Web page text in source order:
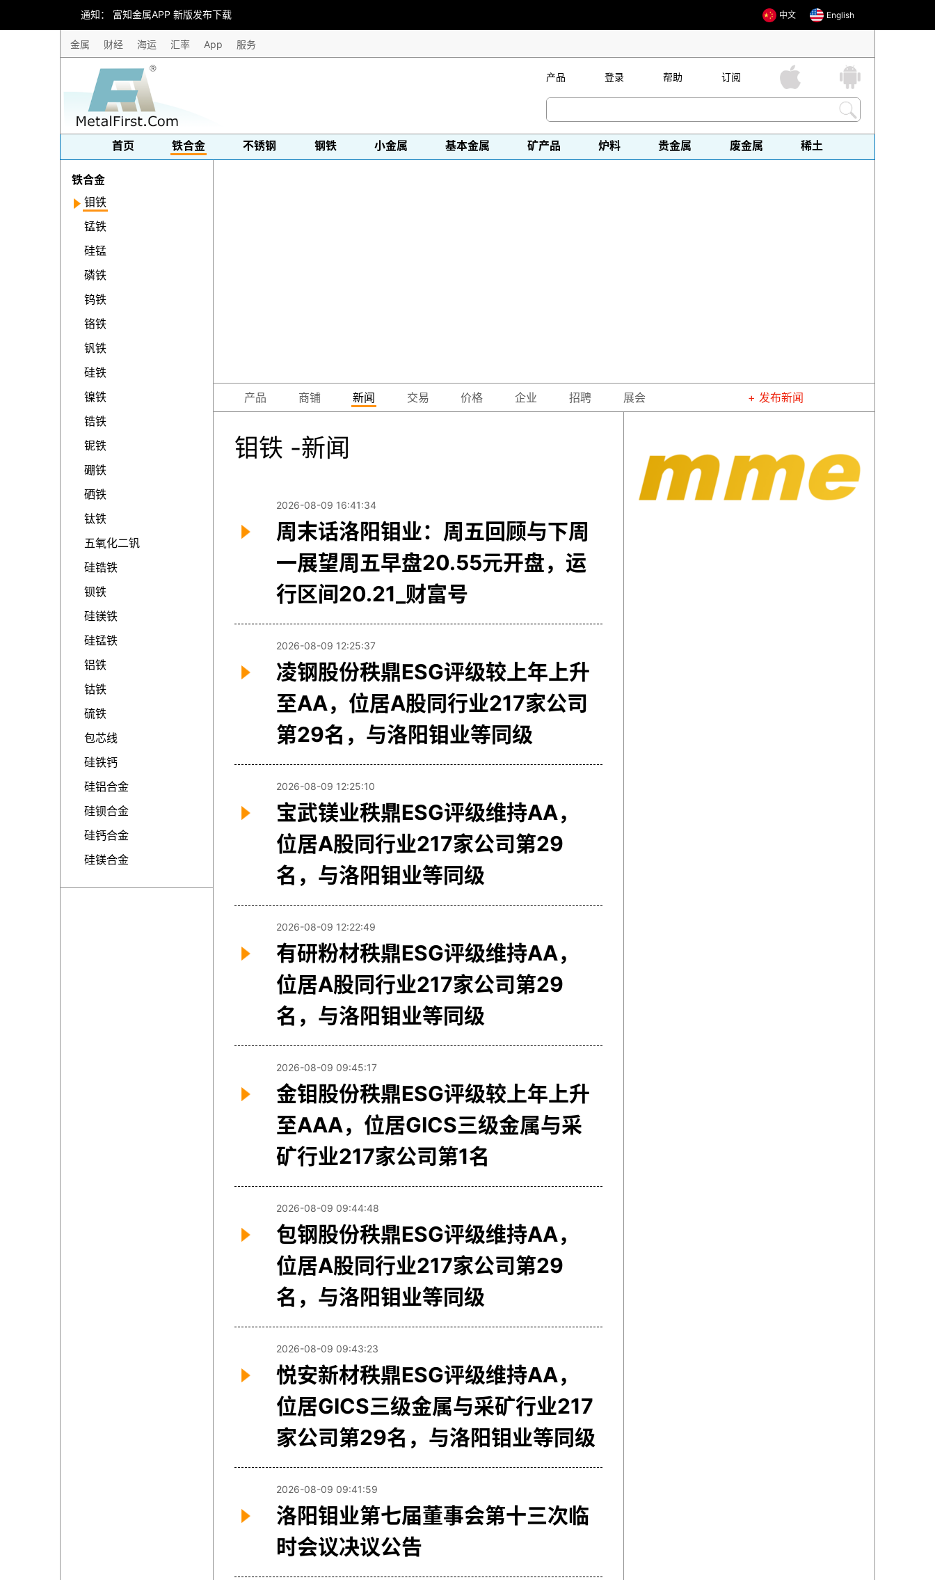
通知： 富知⾦属APP 新版发布下载 中文 English
金属 财经 海运 汇率 App 服务
产品 登录 帮助 订阅
首页 铁合金 不锈钢 钢铁 小金属 基本金属 矿产品 炉料 贵金属 废金属 稀土
铁合金
钼铁
锰铁
硅锰
磷铁
钨铁
铬铁
钒铁
硅铁
镍铁
锆铁
铌铁
硼铁
硒铁
钛铁
五氧化二钒
硅锆铁
钡铁
硅镁铁
硅锰铁
铝铁
钴铁
硫铁
包芯线
硅铁钙
硅铝合金
硅钡合金
硅钙合金
硅镁合金
产品 商铺 新闻 交易 价格 企业 招聘 展会 + 发布新闻
钼铁 -新闻
2026-08-09 16:41:34
周末话洛阳钼业：周五回顾与下周
一展望周五早盘20.55元开盘，运
行区间20.21_财富号
2026-08-09 12:25:37
凌钢股份秩鼎ESG评级较上年上升
至AA，位居A股同行业217家公司
第29名，与洛阳钼业等同级
2026-08-09 12:25:10
宝武镁业秩鼎ESG评级维持AA，
位居A股同行业217家公司第29
名，与洛阳钼业等同级
2026-08-09 12:22:49
有研粉材秩鼎ESG评级维持AA，
位居A股同行业217家公司第29
名，与洛阳钼业等同级
2026-08-09 09:45:17
金钼股份秩鼎ESG评级较上年上升
至AAA，位居GICS三级金属与采
矿行业217家公司第1名
2026-08-09 09:44:48
包钢股份秩鼎ESG评级维持AA，
位居A股同行业217家公司第29
名，与洛阳钼业等同级
2026-08-09 09:43:23
悦安新材秩鼎ESG评级维持AA，
位居GICS三级金属与采矿行业217
家公司第29名，与洛阳钼业等同级
2026-08-09 09:41:59
洛阳钼业第七届董事会第十三次临
时会议决议公告